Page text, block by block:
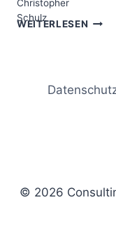
WEITERLESEN DAS
&
© 2026